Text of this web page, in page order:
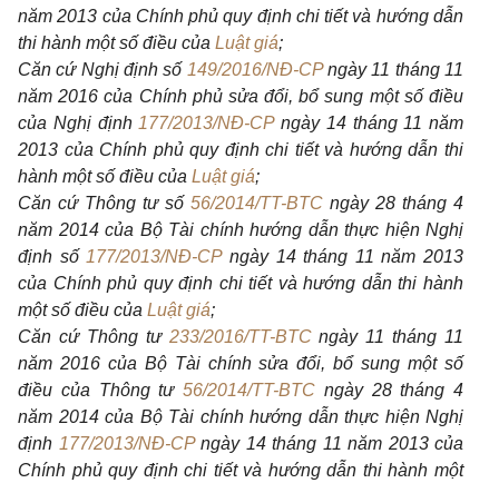
năm 2013 của Chính phủ quy định chi tiết và hướng dẫn
thi hành một số điều của Luật giá;
Căn cứ Nghị định số 149/2016/NĐ-CPngày 11 tháng 11
năm 2016 của Chính phủ sửa đổi, bổ sung một số điều
của Nghị định 177/2013/NĐ-CPngày 14 tháng 11 năm
2013 của Chính phủ quy định chi tiết và hướng dẫn thi
hành một số điều của Luật giá;
Căn cứ Thông tư số 56/2014/TT-BTC ngày 28 tháng 4
năm 2014 của Bộ Tài chính hướng dẫn thực hiện Nghị
định số 177/2013/NĐ-CPngày 14 tháng 11 năm 2013
của Chính phủ quy định chi tiết và hướng dẫn thi hành
một số điều của Luật giá;
Căn cứ Thông tư 233/2016/TT-BTCngày 11 tháng 11
năm 2016 của Bộ Tài chính sửa đổi, bổ sung một số
điều của Thông tư 56/2014/TT-BTC ngày 28 tháng 4
năm 2014 của Bộ Tài chính hướng dẫn thực hiện Nghị
định 177/2013/NĐ-CPngày 14 tháng 11 năm 2013 của
Chính phủ quy định chi tiết và hướng dẫn thi hành một